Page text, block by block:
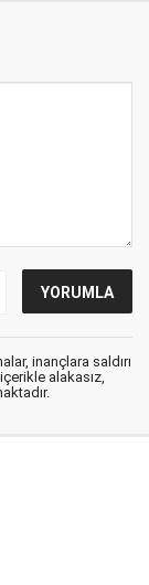
inançlara saldırı
alakasız,